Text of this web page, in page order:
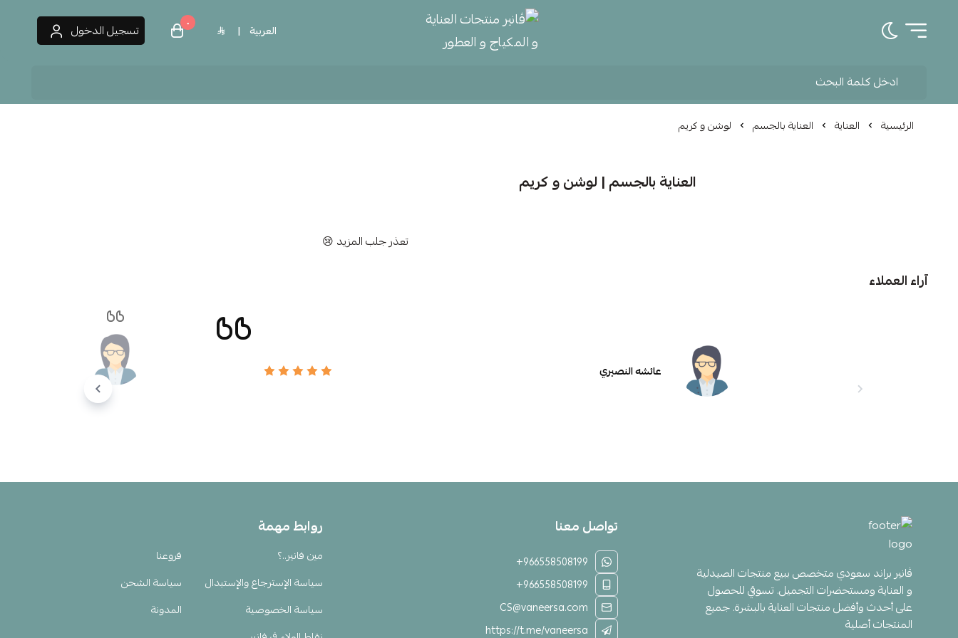
تبديل الوضع الداكن ڤانير منتجات العناية و المكياج و العطورالعربية | ٠ تسجيل الدخول
الرئيسية العناية العناية بالجسم لوشن و كريم
العناية بالجسم | لوشن و كريم
تعذر جلب المزيد 😢
آراء العملاء
عائشه النصيري
ڤانير براند سعودي متخصص ببيع منتجات الصيدلية
و العناية ومستحضرات التجميل. تسوقي للحصول
على أحدث وأفضل منتجات العناية بالبشرة. جميع
المنتجات أصلية
تواصل معنا
+966558508199
+966558508199
CS@vaneersa.com
https://t.me/vaneersa
روابط مهمة
مين فانير..؟
فروعنا
سياسة الإسترجاع والإستبدال
سياسة الشحن
سياسة الخصوصية
المدونة